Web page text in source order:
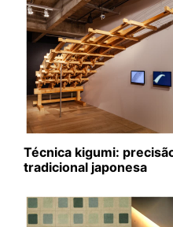
Técnica kigumi:
tradicional japonesa